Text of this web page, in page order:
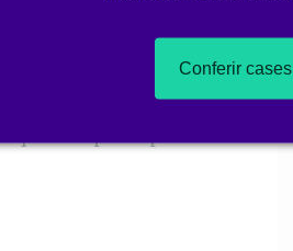
Conferir
2021
após uma serie de
ao longo de quase 2
pessoas estão se
quais os principais